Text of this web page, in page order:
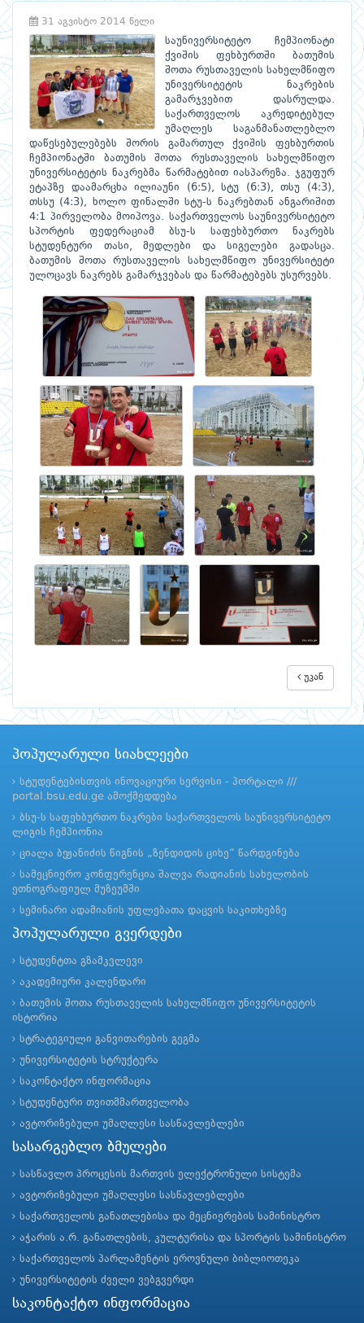
31 აგვისტო 2014 წელი
საუნივერსიტეტო ჩემპიონატი
ქვიშის ფეხბურთში ბათუმის
შოთა რუსთაველის სახელმწიფო
უნივერსიტეტის ნაკრების
გამარჯვებით დასრულდა.
საქართველოს აკრედიტებულ
უმაღლეს საგანმანათლებლო
დაწესებულებებს შორის გამართულ ქვიშის ფეხბურთის
ჩემპიონატში ბათუმის შოთა რუსთაველის სახელმწიფო
უნივერსიტეტის ნაკრებმა წარმატებით იასპარეზა. ჯგუფურ
ეტაპზე დაამარცხა ილიაუნი (6:5), სტუ (6:3), თსუ (4:3),
თსსუ (4:3), ხოლო ფინალში სტუ-ს ნაკრებთან ანგარიშით
4:1 პირველობა მოიპოვა. საქართველოს საუნივერსიტეტო
სპორტის ფედერაციამ ბსუ-ს საფეხბურთო ნაკრებს
სტუდენტური თასი, მედლები და სიგელები გადასცა.
ბათუმის შოთა რუსთაველის სახელმწიფო უნივერსიტეტი
ულოცავს ნაკრებს გამარჯვებას და წარმატებებს უსურვებს.
უკან
პოპულარული სიახლეები
სტუდენტებისთვის ინოვაციური სერვისი - პორტალი ///
portal.bsu.edu.ge ამოქმედდება
ბსუ-ს საფეხბურთო ნაკრები საქართველოს საუნივერსიტეტო
ლიგის ჩემპიონია
ციალა ბეჟანიძის წიგნის „ზენდიდის ციხე“ წარდგინება
სამეცნიერო კონფერენცია შალვა რადიანის სახელობის
ეთნოგრაფიულ მუზეუმში
სემინარი ადამიანის უფლებათა დაცვის საკითხებზე
პოპულარული გვერდები
სტუდენტთა გზამკვლევი
აკადემიური კალენდარი
ბათუმის შოთა რუსთაველის სახელმწიფო უნივერსიტეტის
ისტორია
სტრატეგიული განვითარების გეგმა
უნივერსიტეტის სტრუქტურა
საკონტაქტო ინფორმაცია
სტუდენტური თვითმმართველობა
ავტორიზებული უმაღლესი სასწავლებლები
სასარგებლო ბმულები
სასწავლო პროცესის მართვის ელექტრონული სისტემა
ავტორიზებული უმაღლესი სასწავლებლები
საქართველოს განათლებისა და მეცნიერების სამინისტრო
აჭარის ა.რ. განათლების, კულტურისა და სპორტის სამინისტრო
საქართველოს პარლამენტის ეროვნული ბიბლიოთეკა
უნივერსიტეტის ძველი ვებგვერდი
საკონტაქტო ინფორმაცია